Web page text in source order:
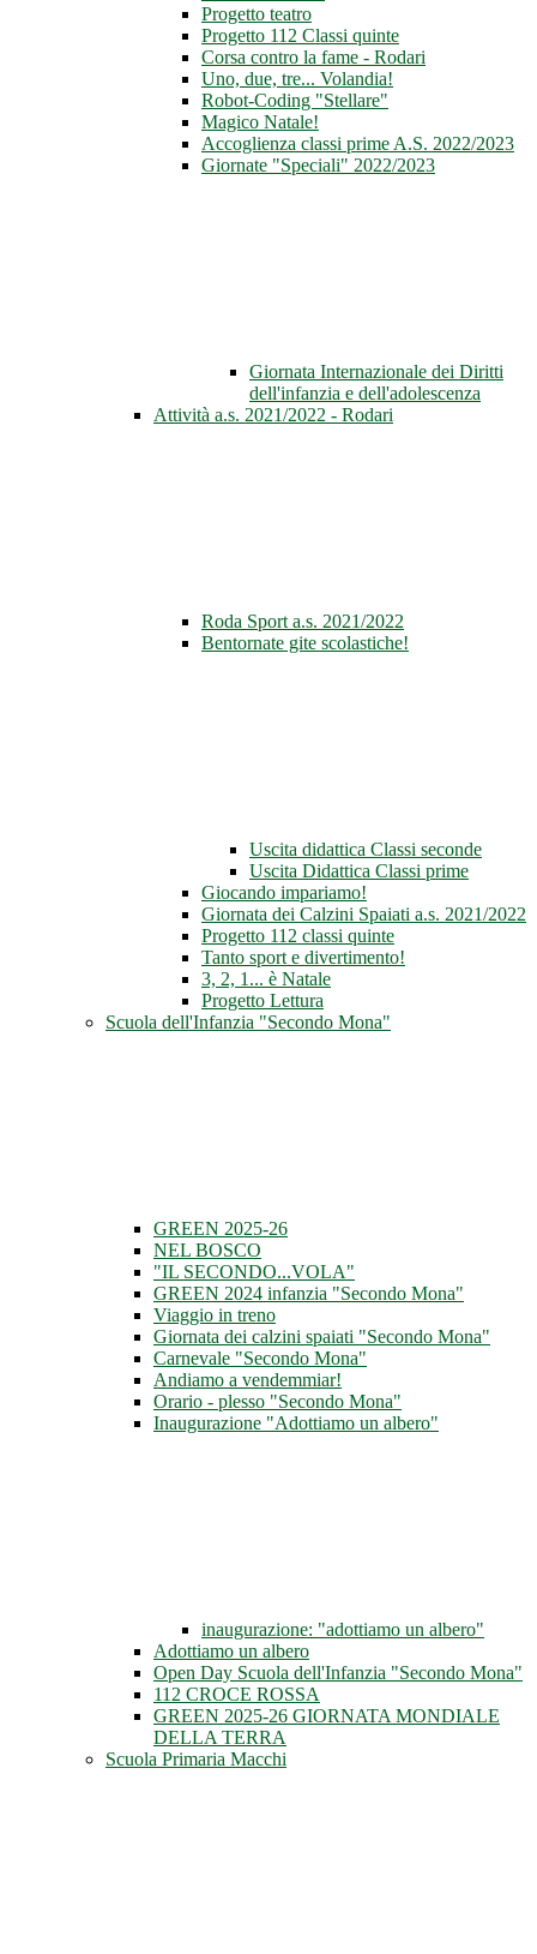
Progetto teatro
Progetto 112 Classi quinte
Corsa contro la fame - Rodari
Uno, due, tre... Volandia!
Robot-Coding "Stellare"
Magico Natale!
Accoglienza classi prime A.S. 2022/2023
Giornate "Speciali" 2022/2023
Giornata Internazionale dei Diritti
dell'infanzia e dell'adolescenza
Attività a.s. 2021/2022 - Rodari
Roda Sport a.s. 2021/2022
Bentornate gite scolastiche!
Uscita didattica Classi seconde
Uscita Didattica Classi prime
Giocando impariamo!
Giornata dei Calzini Spaiati a.s. 2021/2022
Progetto 112 classi quinte
Tanto sport e divertimento!
3, 2, 1... è Natale
Progetto Lettura
Scuola dell'Infanzia "Secondo Mona"
GREEN 2025-26
NEL BOSCO
"IL SECONDO...VOLA"
GREEN 2024 infanzia "Secondo Mona"
Viaggio in treno
Giornata dei calzini spaiati "Secondo Mona"
Carnevale "Secondo Mona"
Andiamo a vendemmiar!
Orario - plesso "Secondo Mona"
Inaugurazione "Adottiamo un albero"
inaugurazione: "adottiamo un albero"
Adottiamo un albero
Open Day Scuola dell'Infanzia "Secondo Mona"
112 CROCE ROSSA
GREEN 2025-26 GIORNATA MONDIALE
DELLA TERRA
Scuola Primaria Macchi